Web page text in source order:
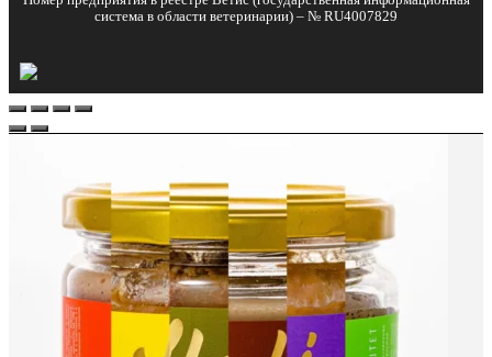
система в области ветеринарии) – № RU4007829